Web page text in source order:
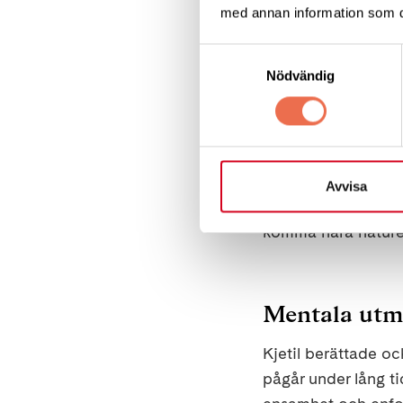
med annan information som
Nödvändig
Avvisa
påverkas. Han
Expeditionen
mentala
påverkar hans
mående och till
komma nära
Mentala
Kjetil berättade
pågår under lång